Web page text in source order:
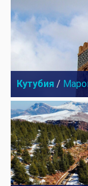
Кутубия /